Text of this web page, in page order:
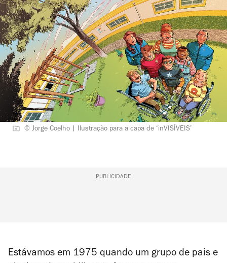
© Jorge Coelho | Ilustração para a capa de ‘inVISÍVEIS’
PUBLICIDADE
Estávamos em 1975 quando um grupo de pais e